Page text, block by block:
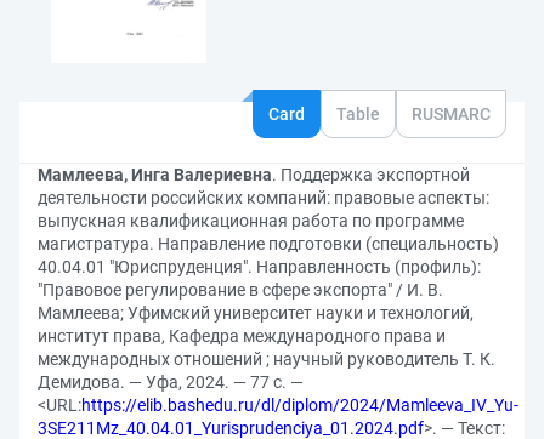
Card Table RUSMARC
Мамлеева, Инга Валериевна. Поддержка экспортной
деятельности российских компаний: правовые аспекты:
выпускная квалификационная работа по программе
магистратура. Направление подготовки (специальность)
40.04.01 "Юриспруденция". Направленность (профиль):
"Правовое регулирование в сфере экспорта" / И. В.
Мамлеева; Уфимский университет науки и технологий,
институт права, Кафедра международного права и
международных отношений ; научный руководитель Т. К.
Демидова. — Уфа, 2024. — 77 с. —
<URL:https://elib.bashedu.ru/dl/diplom/2024/Mamleeva_IV_Yu-
3SE211Mz_40.04.01_Yurisprudenciya_01.2024.pdf>. — Текст: